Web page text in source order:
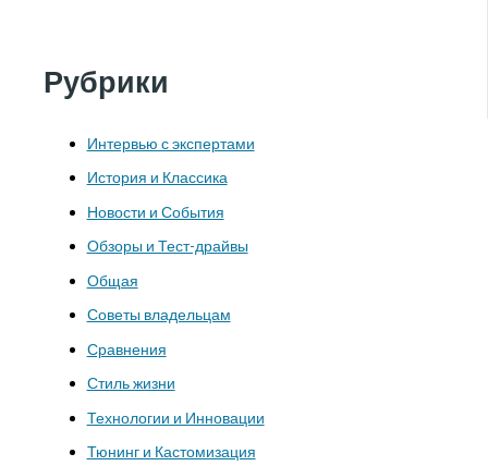
Рубрики
Интервью с экспертами
История и Классика
Новости и События
Обзоры и Тест-драйвы
Общая
Советы владельцам
Сравнения
Стиль жизни
Технологии и Инновации
Тюнинг и Кастомизация